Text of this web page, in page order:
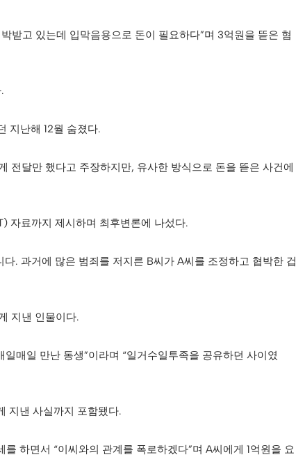
받고 있는데 입막음용으로 돈이 필요하다”며 3억원을 뜯은 혐
지난해 12월 숨졌다.
전달만 했다고 주장하지만, 유사한 방식으로 돈을 뜯은 사건에
자료까지 제시하며 최후변론에 나섰다.
. 과거에 많은 범죄를 저지른 B씨가 A씨를 조정하고 협박한 겁
지낸 인물이다.
매일 만난 동생”이라며 “일거수일투족을 공유하던 사이였
지낸 사실까지 포함됐다.
하면서 “이씨와의 관계를 폭로하겠다”며 A씨에게 1억원을 요